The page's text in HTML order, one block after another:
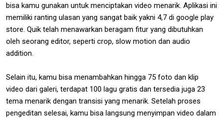
bisa kamu gunakan untuk menciptakan video menarik. Aplikasi ini
memiliki ranting ulasan yang sangat baik yakni 4,7 di google play
store. Quik telah menawarkan beragam fitur yang dibutuhkan
oleh seorang editor, seperti crop, slow motion dan audio
addition.
Selain itu, kamu bisa menambahkan hingga 75 foto dan klip
video dari galeri, terdapat 100 lagu gratis dan tersedia juga 23
tema menarik dengan transisi yang menarik. Setelah proses
pengeditan selesai, kamu bisa langsung menyimpan video dalam